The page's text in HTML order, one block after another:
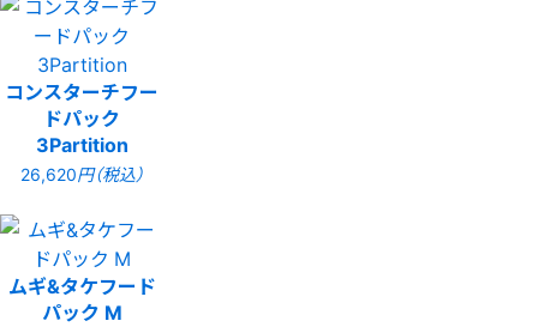
コンスターチフー
ドパック
3Partition
26,620円（税込）
ムギ&タケフード
パック M